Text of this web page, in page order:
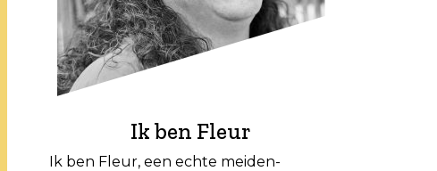
Ik ben Fleur
Ik ben Fleur, een echte meiden-